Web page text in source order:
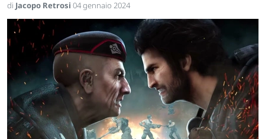
di Jacopo Retrosi 04 gennaio 2024